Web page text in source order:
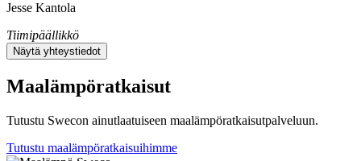
Jesse Kantola
Tiimipäällikkö
Näytä yhteystiedot
Maalämpöratkaisut
Tutustu Swecon ainutlaatuiseen maalämpöratkaisutpalveluun.
Tutustu maalämpöratkaisuihimme